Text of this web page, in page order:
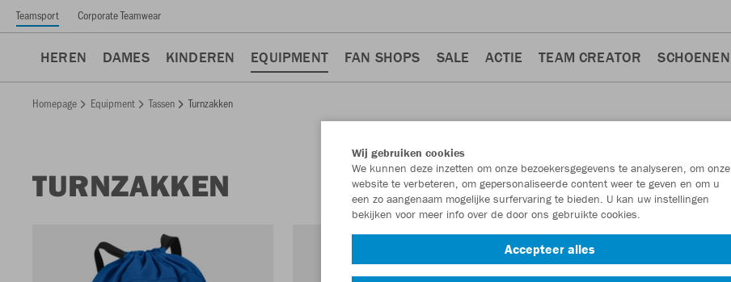
Teamsport Corporate Teamwear
HEREN DAMES KINDEREN EQUIPMENT FAN SHOPS SALE ACTIE TEAM CREATOR SCHOENEN
Homepage Equipment Tassen Turnzakken
TURNZAKKEN
Wij gebruiken cookies
We kunnen deze inzetten om onze bezoekersgegevens te analyseren, om onze
website te verbeteren, om gepersonaliseerde content weer te geven en om u
een zo aangenaam mogelijke surfervaring te bieden. U kan uw instellingen
bekijken voor meer info over de door ons gebruikte cookies.
Accepteer alles